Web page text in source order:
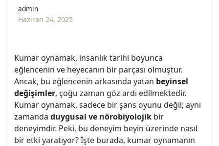
admin
Haziran 24, 2025
Kumar oynamak, insanlık tarihi boyunca
eğlencenin ve heyecanın bir parçası olmuştur.
Ancak, bu eğlencenin arkasında yatan beyinsel
değişimler, çoğu zaman göz ardı edilmektedir.
Kumar oynamak, sadece bir şans oyunu değil; aynı
zamanda duygusal ve nörobiyolojik bir
deneyimdir. Peki, bu deneyim beyin üzerinde nasıl
bir etki yaratıyor? İşte burada, kumar oynamanın